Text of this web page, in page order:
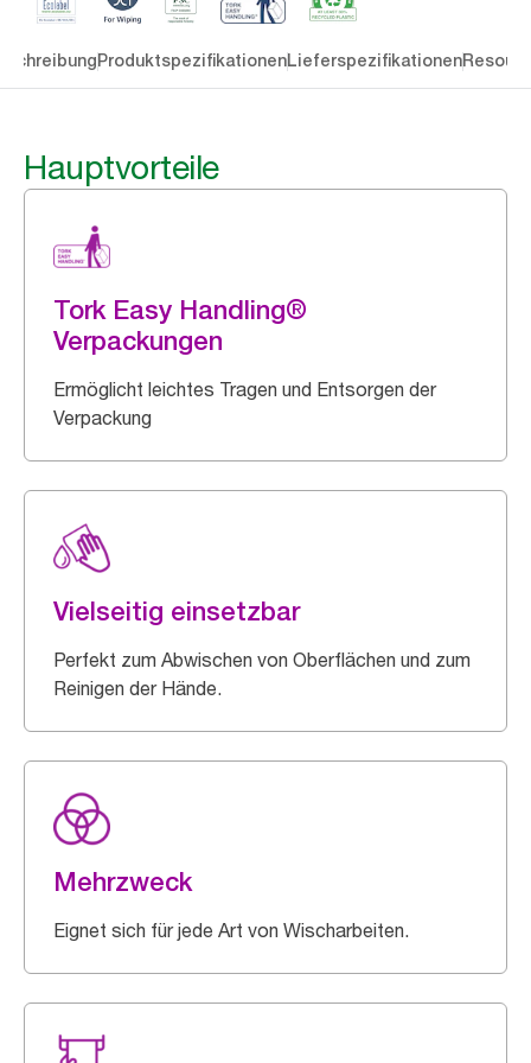
ProduktspezifikationenLieferspezifikationen
Hauptvorteile
Tork Easy Handling®
Verpackungen
Ermöglicht leichtes Tragen und Entsorgen der
Verpackung
Vielseitig einsetzbar
Perfekt zum Abwischen von Oberflächen und zum
Reinigen der Hände.
Mehrzweck
Eignet sich für jede Art von Wischarbeiten.